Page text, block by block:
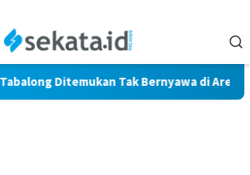
Ditemukan Tak Bernyawa di Area